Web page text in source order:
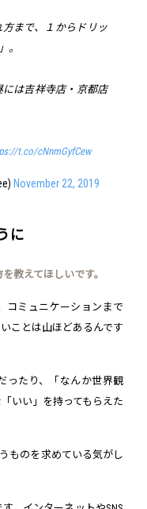
まで、１からドリッ
。
には吉祥寺店・京都店
t.co/cNnmGyfCew
November 22, 2019
に
を教えてほしいです。
コミュニケーションまで
ことは山ほどあるんです
ったり、「なんか世界観
いい」を持ってもらえた
ものを求めている気がし